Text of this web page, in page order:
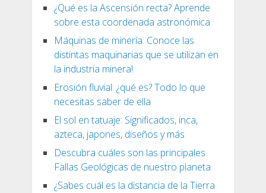
¿Qué es la Ascensión recta? Aprende
sobre esta coordenada astronómica
Máquinas de minería. Conoce las
distintas maquinarias que se utilizan en
la industria minera!
Erosión fluvial: ¿qué es? Todo lo que
necesitas saber de ella
El sol en tatuaje: Significados, inca,
azteca, japones, diseños y más
Descubra cuáles son las principales
Fallas Geológicas de nuestro planeta
¿Sabes cuál es la distancia de la Tierra